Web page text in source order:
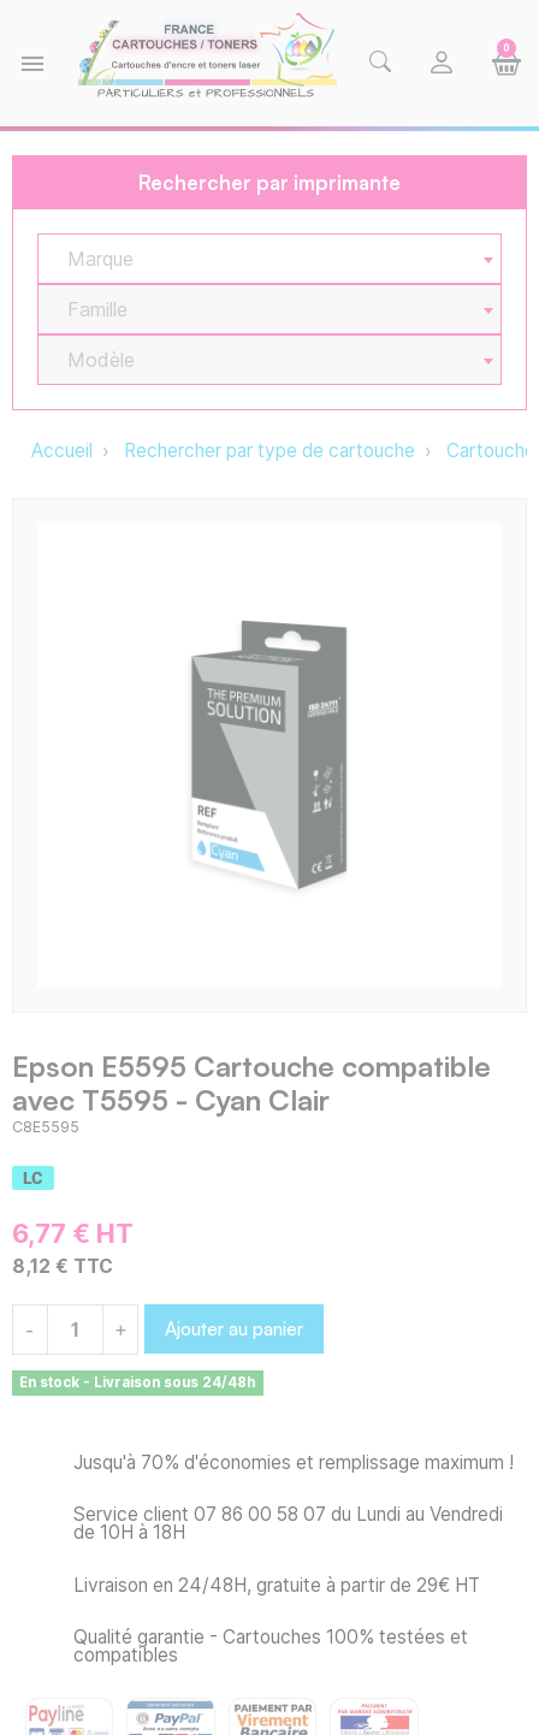
menu
0
Rechercher par imprimante
Marque
Famille
Modèle
Accueil Rechercher par type de cartouche
Epson E5595 Cartouche compatible
avec T5595 - Cyan Clair
C8E5595
6,77 € HT
8,12 € TTC
- + Ajouter au panier
En stock - Livraison sous 24/48h
Jusqu'à 70% d'économies et remplissage maximum !
Service client 07 86 00 58 07 du Lundi au Vendredi
de 10H à 18H
Livraison en 24/48H, gratuite à partir de 29€ HT
Qualité garantie - Cartouches 100% testées et
compatibles